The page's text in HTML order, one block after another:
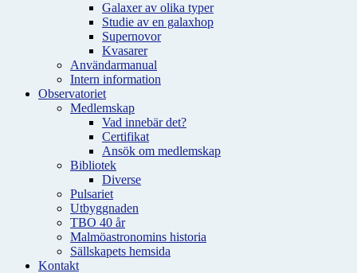
Galaxer av olika typer
Studie av en galaxhop
Supernovor
Kvasarer
Användarmanual
Intern information
Observatoriet
Medlemskap
Vad innebär det?
Certifikat
Ansök om medlemskap
Bibliotek
Diverse
Pulsariet
Utbyggnaden
TBO 40 år
Malmöastronomins historia
Sällskapets hemsida
Kontakt